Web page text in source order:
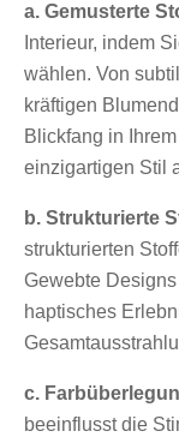
a. Gemusterte
Interieur, indem
wählen. Von
kräftigen
Blickfang in
einzigartigen Stil
b. Strukturierte
strukturierten
Gewebte
haptisches
c.
beeinflusst die